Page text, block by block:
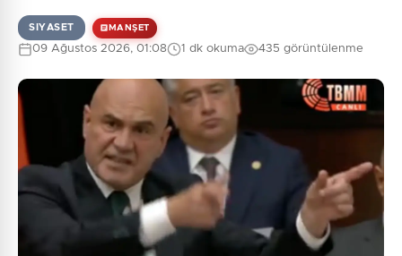
Güvenlik Sorusu:
3 + 10 = ?
Gönder
SIYASET MANŞET
09 Ağustos 2026, 01:08 1 dk okuma 435 görüntülenme